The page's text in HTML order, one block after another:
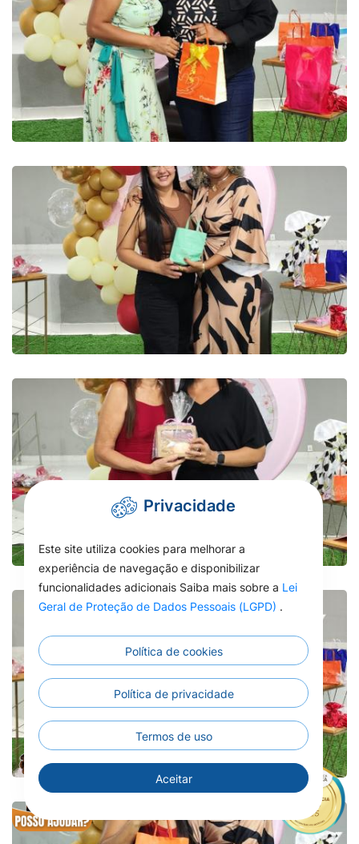
Privacidade
Este site utiliza cookies para melhorar a
experiência de navegação e disponibilizar
funcionalidades adicionais Saiba mais sobre a Lei
Geral de Proteção de Dados Pessoais (LGPD) .
Política de cookies
Política de privacidade
Termos de uso
Aceitar